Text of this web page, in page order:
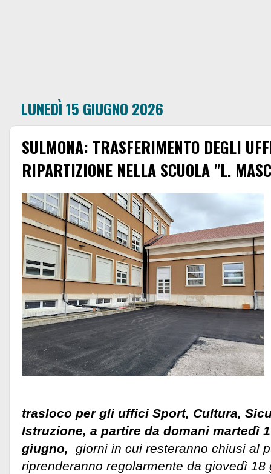
LUNEDÌ 15 GIUGNO 2026
SULMONA: TRASFERIMENTO DEGLI
RIPARTIZIONE NELLA SCUOLA "L.
trasloco per gli uffici Sport, Cultura,
Istruzione, a partire da domani martedì
giugno, giorni in cui resteranno chiusi al
riprenderanno regolarmente da giovedì 18